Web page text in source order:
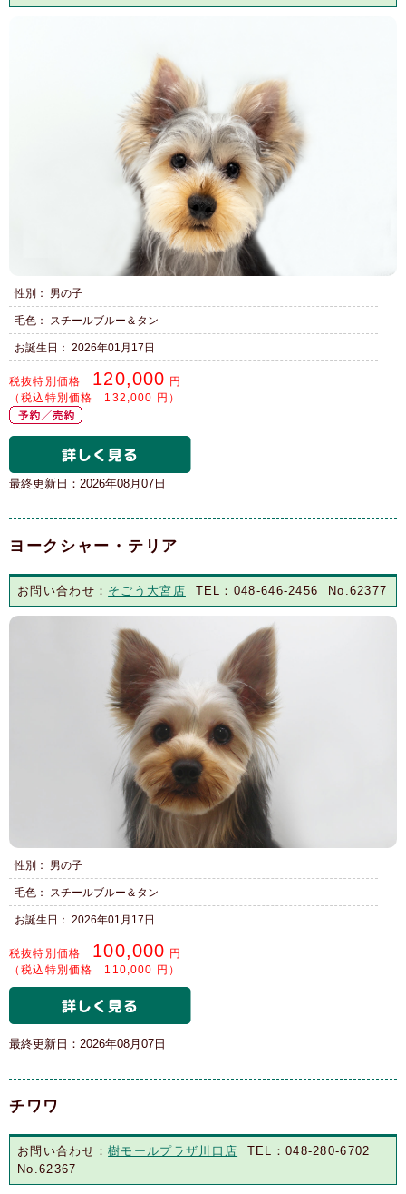
性別： 男の子
毛色： スチールブルー＆タン
お誕生日： 2026年01月17日
税抜特別価格 120,000 円
（税込特別価格 132,000 円）
最終更新日：2026年08月07日
ヨークシャー・テリア
お問い合わせ： そごう大宮店 TEL：048-646-2456 No.62377
性別： 男の子
毛色： スチールブルー＆タン
お誕生日： 2026年01月17日
税抜特別価格 100,000
円
（税込特別価格 110,000 円）
最終更新日：2026年08月07日
チワワ
お問い合わせ：樹モールプラザ川口店 TEL：048-280-6702
No.62367